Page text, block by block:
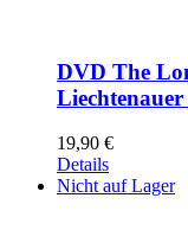
DVD The
19,90 €
Details
Nicht auf Lager